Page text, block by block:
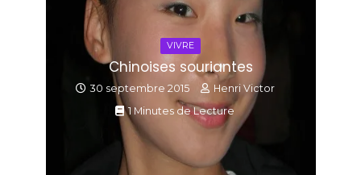
VIVRE
Chinoises souriantes
30 septembre 2015
Henri Victor
1 Minutes de Lecture